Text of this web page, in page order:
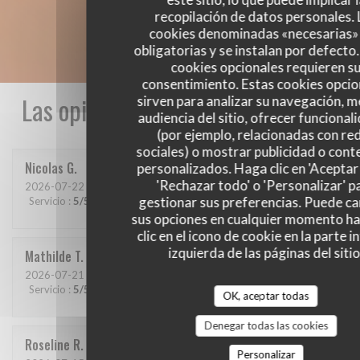
recopilación de datos personales.
cookies denominadas
obligatorias y se instalan por
cookies opcionales requieren
consentimiento. Estas cookies
sirven para analizar su navegación,
audiencia del sitio, ofrecer
(por ejemplo, relacionadas con
sociales) o mostrar publicidad o
personalizados. Haga clic en
'Rechazar todo' o 'Personalizar'
gestionar sus preferencias. Puede
sus opciones en cualquier momento
clic en el icono de cookie en la parte
izquierda de las páginas del
OK, aceptar todas
Denegar todas las cookies
Personalizar
Las opiniones de nuestros clientes
Nicolas G
2026-07-22 - 12:30 - Invitados 4
Servicio : 5/5 Ambiente:5/5 Menú: 5/5 Calidad / Precio: 5/5
Mathilde T
2026-07-21
Servicio : 5/5 /5 Calidad / Precio:5/5
Roseline R